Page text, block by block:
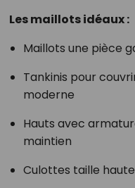
Les maillots idéaux :
Maillots une pièce
Tankinis pour
moderne
Hauts avec
maintien
Culottes taille